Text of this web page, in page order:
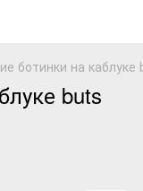
ботинки на
buts